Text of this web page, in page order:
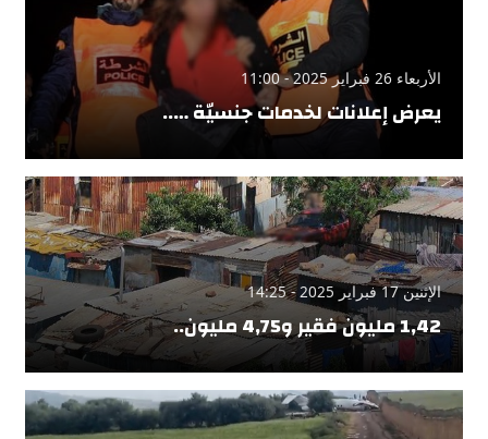
الأربعاء 26 فبراير 2025 - 11:00
يعرض إعلانات لخدمات جنسيّة …..
الإثنين 17 فبراير 2025 - 14:25
1,42 مليون فقير و4,75 مليون..